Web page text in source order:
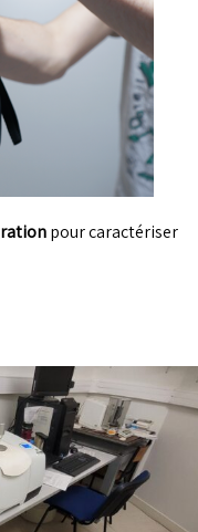
pour caractériser